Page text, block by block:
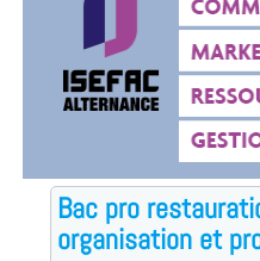
Bac pro
organisation et